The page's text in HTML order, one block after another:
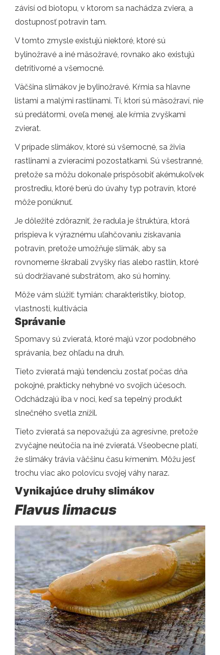
závisí od biotopu, v ktorom sa nachádza zviera, a
dostupnosť potravín tam.
V tomto zmysle existujú niektoré, ktoré sú
bylinožravé a iné mäsožravé, rovnako ako existujú
detritivorné a všemocné.
Väčšina slimákov je bylinožravé. Kŕmia sa hlavne
listami a malými rastlinami. Tí, ktorí sú mäsožraví, nie
sú predátormi, oveľa menej, ale kŕmia zvyškami
zvierat.
V prípade slimákov, ktoré sú všemocné, sa živia
rastlinami a zvieracími pozostatkami. Sú všestranné,
pretože sa môžu dokonale prispôsobiť akémukoľvek
prostrediu, ktoré berú do úvahy typ potravín, ktoré
môže ponúknuť.
Je dôležité zdôrazniť, že radula je štruktúra, ktorá
prispieva k výraznému uľahčovaniu získavania
potravín, pretože umožňuje slimák, aby sa
rovnomerne škrabali zvyšky rias alebo rastlín, ktoré
sú dodržiavané substrátom, ako sú horniny.
Môže vám slúžiť: tymián: charakteristiky, biotop,
vlastnosti, kultivácia
Správanie
Spomavy sú zvieratá, ktoré majú vzor podobného
správania, bez ohľadu na druh.
Tieto zvieratá majú tendenciu zostať počas dňa
pokojné, prakticky nehybné vo svojich účesoch.
Odchádzajú iba v noci, keď sa tepelný produkt
slnečného svetla znížil.
Tieto zvieratá sa nepovažujú za agresívne, pretože
zvyčajne neútočia na iné zvieratá. Všeobecne platí,
že slimáky trávia väčšinu času kŕmením. Môžu jesť
trochu viac ako polovicu svojej váhy naraz.
Vynikajúce druhy slimákov
Flavus limacus